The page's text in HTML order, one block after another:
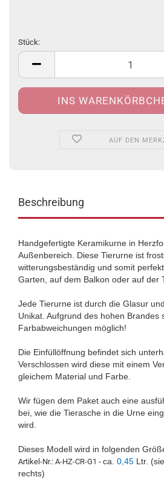
Stück:
Stück
AUF DEN
Beschreibung
Handgefertigte Keramikurne in
Außenbereich. Diese Tierurne ist
witterungsbeständig und somit
Garten, auf dem Balkon oder auf der
Jede Tierurne ist durch die Glasur
Unikat. Aufgrund des hohen Brandes
Farbabweichungen möglich!
Die Einfüllöffnung befindet sich
Verschlossen wird diese mit einem
gleichem Material und Farbe.
Wir fügen dem Paket auch eine
bei, wie die Tierasche in die Urne
wird.
Dieses Modell wird in folgenden
Artikel-Nr.: A-HZ-CR-G1 - ca. 0,45 Ltr.
rechts)